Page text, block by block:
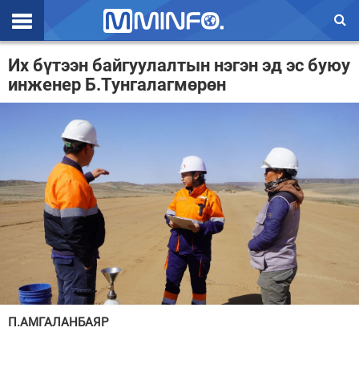
Эхлэл
Цаг агаар
Валют ханш
Эдийн засаг
Үзэл бодол
Нийгэм
Дэлхий
Их бүтээн байгуулалтын нэгэн эд эс буюу
инженер Б.Тунгалагмөрөн
П.АМГАЛАНБАЯР